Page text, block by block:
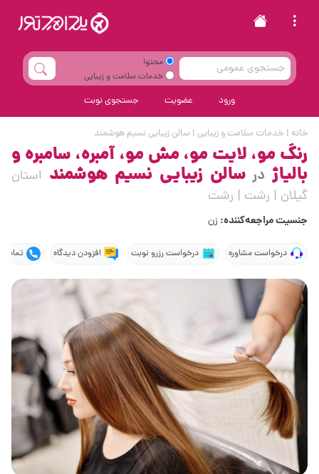
محتوا
خدمات سلامت و زیبایی
ورود عضویت جستجوی نوبت
خانه | خدمات سلامت و زیبایی | سالن زیبایی نسیم هوشمند
رنگ مو، لایت مو، مش مو، آمبره، سامبره و
بالیاژ در سالن زیبایی نسیم هوشمند استان
گیلان | رشت | رشت
جنسیت مراجعه‌کننده: زن
درخواست مشاوره درخواست رزرو نوبت افزودن دیدگاه تماس